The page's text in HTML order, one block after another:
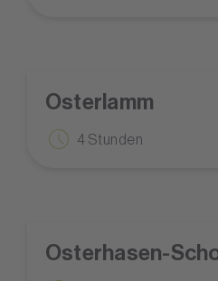
Osterlamm
4 Stunden
Osterhasen-